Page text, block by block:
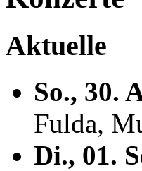
Aktuelle
So., 30.
Fulda,
Di., 01.